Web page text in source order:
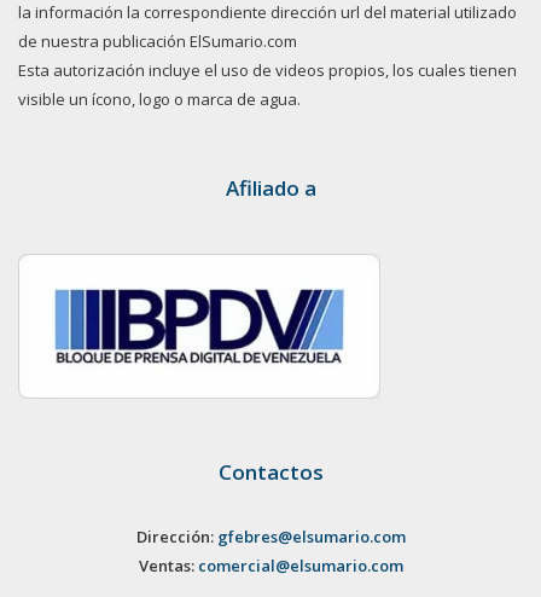
la información la correspondiente dirección url del material utilizado
de nuestra publicación ElSumario.com
Esta autorización incluye el uso de videos propios, los cuales tienen
visible un ícono, logo o marca de agua.
Afiliado a
Contactos
Dirección: gfebres@elsumario.com
Ventas: comercial@elsumario.com